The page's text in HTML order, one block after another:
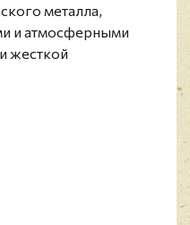
металла,
и атмосферными
жесткой
занимался Тим
оформил
альбом
2025 года на CD.
группа, была